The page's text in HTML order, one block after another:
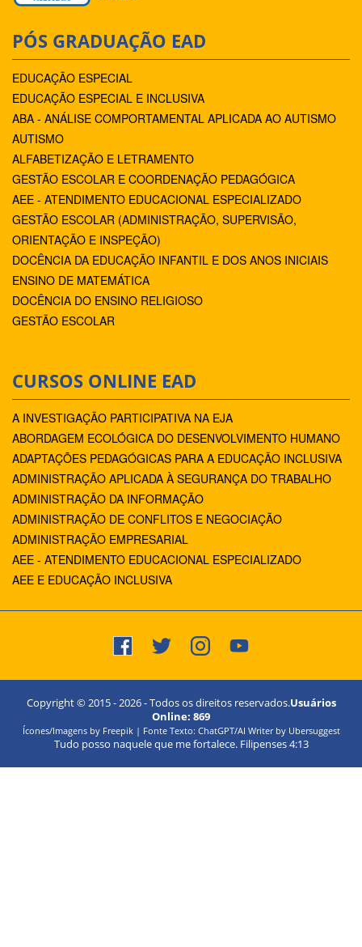
PÓS GRADUAÇÃO EAD
EDUCAÇÃO ESPECIAL
EDUCAÇÃO ESPECIAL E INCLUSIVA
ABA - ANÁLISE COMPORTAMENTAL APLICADA AO AUTISMO
AUTISMO
ALFABETIZAÇÃO E LETRAMENTO
GESTÃO ESCOLAR E COORDENAÇÃO PEDAGÓGICA
AEE - ATENDIMENTO EDUCACIONAL ESPECIALIZADO
GESTÃO ESCOLAR (ADMINISTRAÇÃO, SUPERVISÃO,
ORIENTAÇÃO E INSPEÇÃO)
DOCÊNCIA DA EDUCAÇÃO INFANTIL E DOS ANOS INICIAIS
ENSINO DE MATEMÁTICA
DOCÊNCIA DO ENSINO RELIGIOSO
GESTÃO ESCOLAR
CURSOS ONLINE EAD
A INVESTIGAÇÃO PARTICIPATIVA NA EJA
ABORDAGEM ECOLÓGICA DO DESENVOLVIMENTO HUMANO
ADAPTAÇÕES PEDAGÓGICAS PARA A EDUCAÇÃO INCLUSIVA
ADMINISTRAÇÃO APLICADA À SEGURANÇA DO TRABALHO
ADMINISTRAÇÃO DA INFORMAÇÃO
ADMINISTRAÇÃO DE CONFLITOS E NEGOCIAÇÃO
ADMINISTRAÇÃO EMPRESARIAL
AEE - ATENDIMENTO EDUCACIONAL ESPECIALIZADO
AEE E EDUCAÇÃO INCLUSIVA
Copyright © 2015 -2026- Todos os direitos reservados.Usuários
Online: 869
Ícones/Imagens by Freepik | Fonte Texto: ChatGPT/AI Writer by Ubersuggest
Tudo posso naquele que me fortalece. Filipenses 4:13